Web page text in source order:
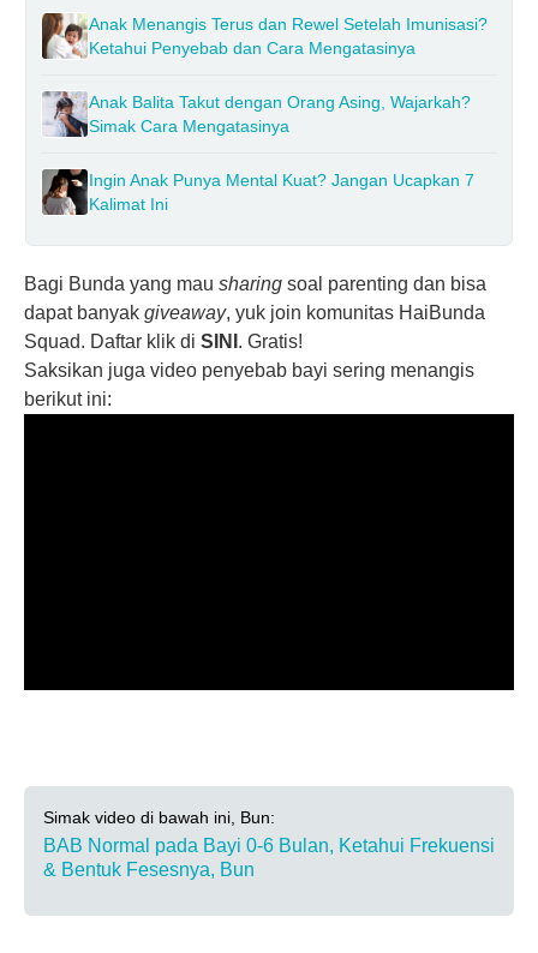
Anak Menangis Terus dan Rewel Setelah Imunisasi?
Ketahui Penyebab dan Cara Mengatasinya
Anak Balita Takut dengan Orang Asing, Wajarkah?
Simak Cara Mengatasinya
Ingin Anak Punya Mental Kuat? Jangan Ucapkan 7
Kalimat Ini
Bagi Bunda yang mau sharing soal parenting dan bisa
dapat banyak giveaway, yuk join komunitas HaiBunda
Squad. Daftar klik di SINI . Gratis!
Saksikan juga video penyebab bayi sering menangis
berikut ini:
Simak video di bawah ini, Bun:
BAB Normal pada Bayi 0-6 Bulan, Ketahui Frekuensi
& Bentuk Fesesnya, Bun